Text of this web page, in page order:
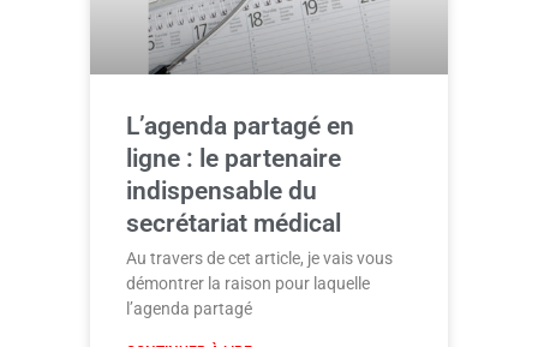
L’agenda partagé en
ligne : le partenaire
indispensable du
secrétariat médical
Au travers de cet article, je vais vous
démontrer la raison pour laquelle
l’agenda partagé